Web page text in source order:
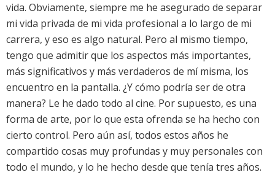
vida. Obviamente, siempre me he asegurado de separar
mi vida privada de mi vida profesional a lo largo de mi
carrera, y eso es algo natural. Pero al mismo tiempo,
tengo que admitir que los aspectos más importantes,
más significativos y más verdaderos de mí misma, los
encuentro en la pantalla. ¿Y cómo podría ser de otra
manera? Le he dado todo al cine. Por supuesto, es una
forma de arte, por lo que esta ofrenda se ha hecho con
cierto control. Pero aún así, todos estos años he
compartido cosas muy profundas y muy personales con
todo el mundo, y lo he hecho desde que tenía tres años.